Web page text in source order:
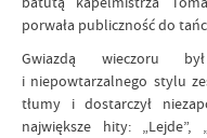
porwała publiczność do
Gwiazdą wieczoru
i niepowtarzalnego stylu
tłumy i dostarczył
największe hity: „Lejde”,